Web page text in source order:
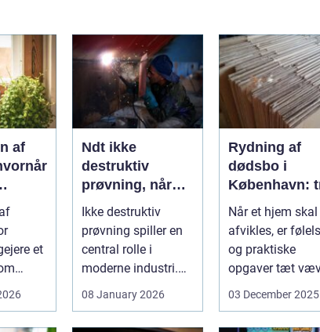
af
hvad
et
Ndt ikke
destruktiv
prøvning, når
kvalitet og
sikkerhed er
afgørende
Ikke destruktiv
prøvning spiller en
central rolle i
moderne industri.
trykbærende u...
08 January 2026
Rydning af
dødsbo i
København:
proces og
respekt for
Når et hjem skal
afvikles, er
og praktiske
opgaver tæt
samme...
03 December 2025